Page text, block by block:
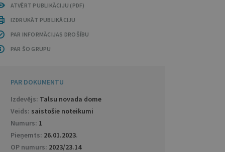
ATVĒRT PUBLIKĀCIJU (PDF)
IZDRUKĀT PUBLIKĀCIJU
PAR INFORMĀCIJAS DROŠĪBU
PAR ŠO GRUPU
PAR DOKUMENTU
Izdevējs: Talsu novada dome
Veids: saistošie noteikumi
Numurs: 1
Pieņemts: 26.01.2023.
OP numurs: 2023/23.14